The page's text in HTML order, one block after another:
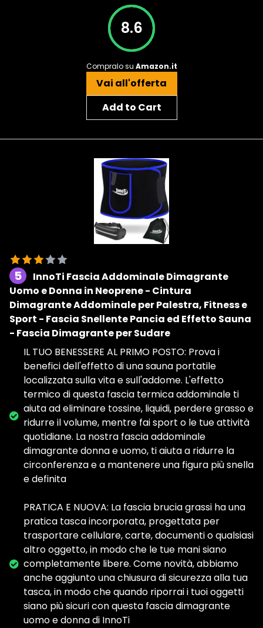
8.6
Compralo su Amazon.it
Vai all'offerta
Add to Cart
5
InnoTi Fascia Addominale Dimagrante
Uomo e Donna in Neoprene - Cintura
Dimagrante Addominale per Palestra, Fitness e
Sport - Fascia Snellente Pancia ed Effetto Sauna
- Fascia Dimagrante per Sudare
IL TUO BENESSERE AL PRIMO POSTO: Prova i
benefici dell'effetto di una sauna portatile
localizzata sulla vita e sull'addome. L'effetto
termico di questa fascia termica addominale ti
aiuta ad eliminare tossine, liquidi, perdere grasso e
ridurre il volume, mentre fai sport o le tue attività
quotidiane. La nostra fascia addominale
dimagrante donna e uomo, ti aiuta a ridurre la
circonferenza e a mantenere una figura più snella
e definita
PRATICA E NUOVA: La fascia brucia grassi ha una
pratica tasca incorporata, progettata per
trasportare cellulare, carte, documenti o qualsiasi
altro oggetto, in modo che le tue mani siano
completamente libere. Come novità, abbiamo
anche aggiunto una chiusura di sicurezza alla tua
tasca, in modo che quando riporrai i tuoi oggetti
siano più sicuri con questa fascia dimagrante
uomo e donna di InnoTi